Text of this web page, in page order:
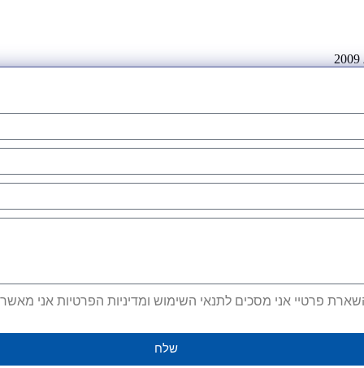
פרטיי אני מסכים לתנאי השימוש ומדיניות הפרטיות אני מאשר
שלח